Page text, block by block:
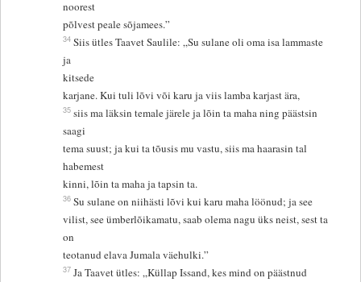
noorest
põlvest peale sõjamees.”
34 Siis ütles Taavet Saulile: „Su sulane oli oma isa lammaste
ja
kitsede
karjane. Kui tuli lõvi või karu ja viis lamba karjast ära,
35 siis ma läksin temale järele ja lõin ta maha ning päästsin
saagi
tema suust; ja kui ta tõusis mu vastu, siis ma haarasin tal
habemest
kinni, lõin ta maha ja tapsin ta.
36 Su sulane on niihästi lõvi kui karu maha löönud; ja see
vilist, see ümberlõikamatu, saab olema nagu üks neist, sest ta
on
teotanud elava Jumala väehulki.”
37 Ja Taavet ütles: „Küllap Issand, kes mind on päästnud